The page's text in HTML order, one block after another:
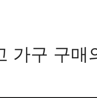
가구 구매